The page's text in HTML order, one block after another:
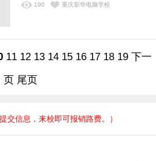
190 重庆新华电脑学校
11 12 13 14 15 16 17 18 19 下一
页 尾页
交信息，来校即可报销路费。）